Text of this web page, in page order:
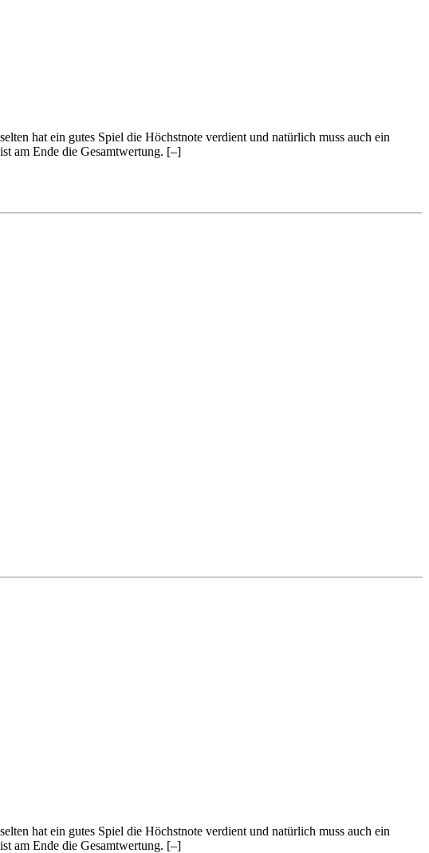
hat ein gutes Spiel die Höchstnote verdient und natürlich muss auch ein
am Ende die Gesamtwertung. [–]
hat ein gutes Spiel die Höchstnote verdient und natürlich muss auch ein
am Ende die Gesamtwertung. [–]